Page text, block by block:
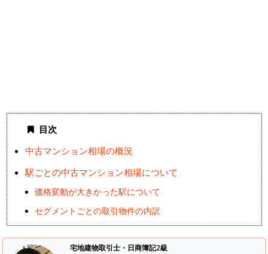
目次
中古マンション相場の概況
駅ごとの中古マンション相場について
価格変動が大きかった駅について
セグメントごとの取引物件の内訳
宅地建物取引士・日商簿記2級